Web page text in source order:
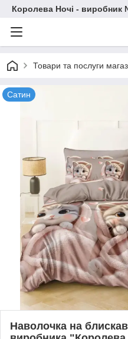
Королева Ночі - виробник
Товари та послуги
Сатин
Наволочка на